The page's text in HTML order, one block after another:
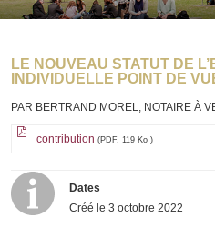
LE NOUVEAU STATUT DE
INDIVIDUELLE POINT DE
PAR BERTRAND MOREL, NOTAIRE À
contribution (PDF, 119 Ko )
Dates
Créé le 3 octobre 2022